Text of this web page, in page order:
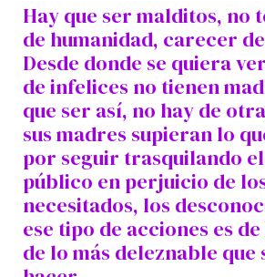
Hay que ser malditos, no
de humanidad, carecer
Desde donde se quiera
de infelices no tienen
que ser así, no hay de
sus madres supieran lo
por seguir trasquilando
público en perjuicio de
necesitados, los
ese tipo de acciones es
de lo más deleznable que